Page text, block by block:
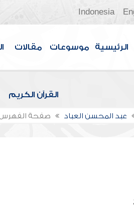
Indonesia
الرئيسية موسوعات مقالات
القرآن الكريم
عبد المحسن العباد صفحة